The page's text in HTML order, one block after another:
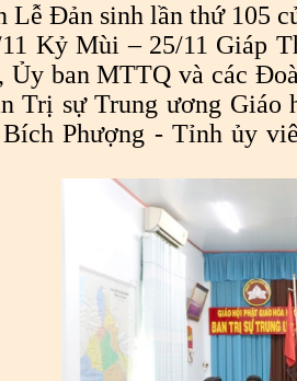
Lễ Đản sinh lần thứ 105
Kỷ Mùi – 25/11 Giáp
Ủy ban MTTQ và các
Trị sự Trung ương Giáo
Phượng - Tỉnh ủy